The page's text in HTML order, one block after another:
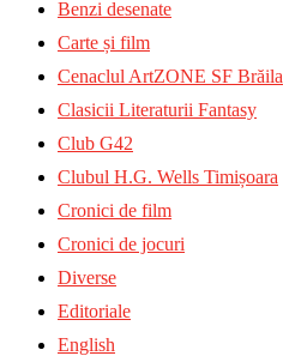
Benzi desenate
Carte și film
Cenaclul ArtZONE SF Brăila
Clasicii Literaturii Fantasy
Club G42
Clubul H.G. Wells Timișoara
Cronici de film
Cronici de jocuri
Diverse
Editoriale
English